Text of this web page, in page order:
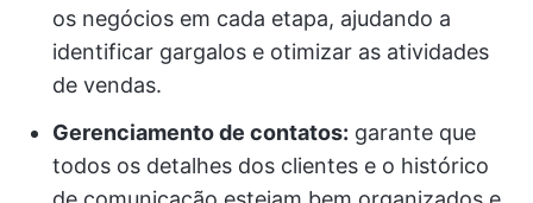
os negócios em cada etapa, ajudando a
identificar gargalos e otimizar as atividades
de vendas.
Gerenciamento de contatos: garante que
todos os detalhes dos clientes e o histórico